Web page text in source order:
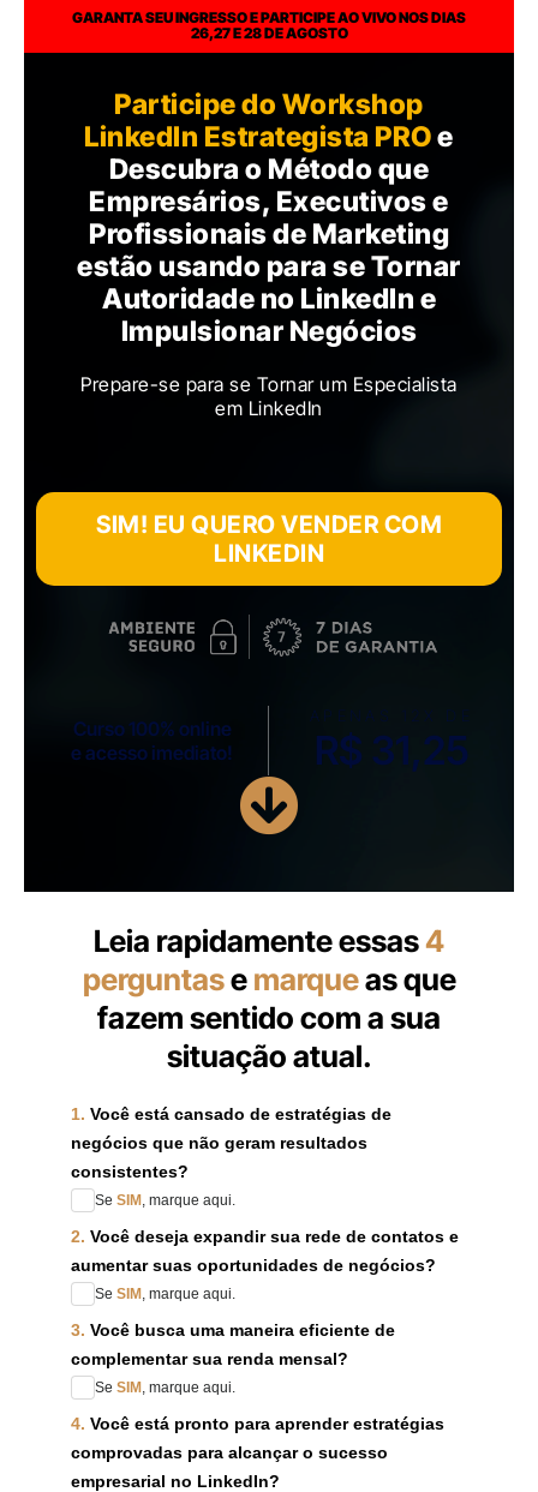
GARANTA SEU INGRESSO E PARTICIPE AO VIVO NOS DIAS
26,27 E 28 DE AGOSTO
Participe do Workshop
LinkedIn Estrategista PROe
Descubra o Método que
Empresários, Executivos e
Profissionais de Marketing
estão usando para se Tornar
Autoridade no LinkedIn e
Impulsionar Negócios
Prepare-se para se Tornar um Especialista
em LinkedIn
SIM! EU QUERO VENDER COM
LINKEDIN
Curso 100% online
e acesso imediato!
APENAS 12X DE
R$ 31,25
Leia rapidamente essas4
perguntase marqueas que
fazem sentido com a sua
situação atual.
1. Você está cansado de estratégias de
negócios que não geram resultados
consistentes?
Se SIM , marque aqui.
2. Você deseja expandir sua rede de contatos e
aumentar suas oportunidades de negócios?
Se SIM , marque aqui.
3. Você busca uma maneira eficiente de
complementar sua renda mensal?
Se SIM , marque aqui.
4. Você está pronto para aprender estratégias
comprovadas para alcançar o sucesso
empresarial no LinkedIn?